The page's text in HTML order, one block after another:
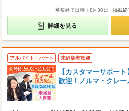
募集終了日時：8月30日 掲載終
詳細を見る
アルバイト・パート 未経験者歓迎
【カスタマーサポー
歓迎！ノルマ・クレー